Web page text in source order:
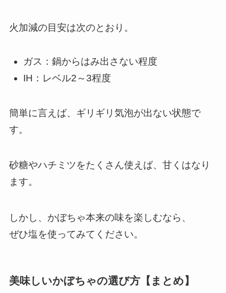
火加減の目安は次のとおり。
ガス：鍋からはみ出さない程度
IH：レベル2～3程度
簡単に言えば、ギリギリ気泡が出ない状態で
す。
砂糖やハチミツをたくさん使えば、甘くはなり
ます。
しかし、かぼちゃ本来の味を楽しむなら、
ぜひ塩を使ってみてください。
美味しいかぼちゃの選び方【まとめ】